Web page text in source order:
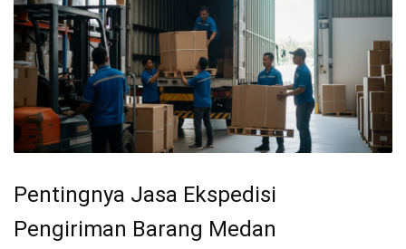
Pentingnya Jasa Ekspedisi
Pengiriman Barang Medan